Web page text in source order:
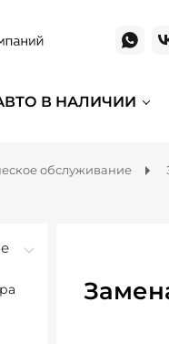
В НАЛИЧИИ
обслуживание